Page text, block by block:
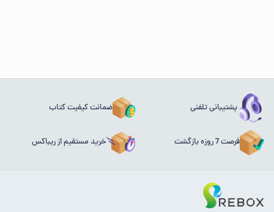
پشتیبانی تلفنی ضمانت کیفیت کتاب
فرصت 7 روزه بازگشت خرید مستقیم از ریباکس